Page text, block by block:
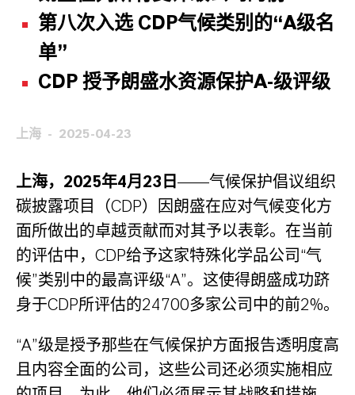
第八次入选CDP气候类别的“A级名
单”
CDP 授予朗盛水资源保护A-级评级
上海 2025-04-23
上海，2025年4月23日 ——气候保护倡议组织
碳披露项目（CDP）因朗盛在应对气候变化方
面所做出的卓越贡献而对其予以表彰。在当前
的评估中，CDP给予这家特殊化学品公司“气
候”类别中的最高评级“A”。这使得朗盛成功跻
身于CDP所评估的24700多家公司中的前2%。
“A”级是授予那些在气候保护方面报告透明度高
且内容全面的公司，这些公司还必须实施相应